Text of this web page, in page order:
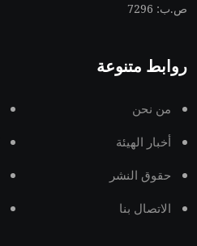
ص.ب: 7296
روابط متنوعة
من نحن
أخبار الهيئة
حقوق النشر
الاتصال بنا